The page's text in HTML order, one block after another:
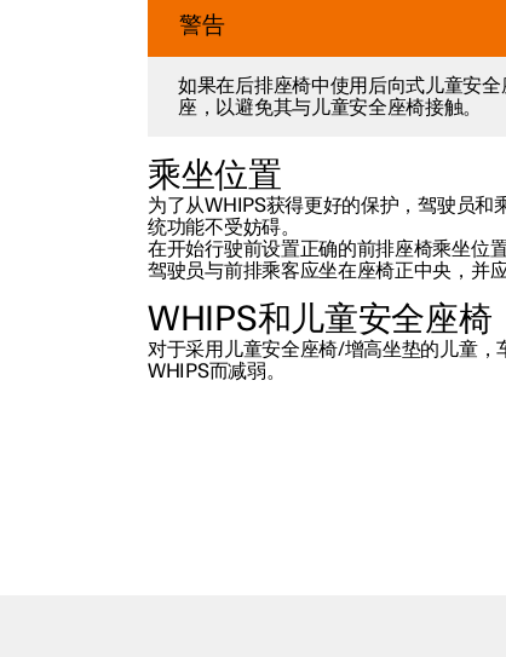
警告
如果在后排座椅中使用后向式儿童安
座，以避免其与儿童安全座椅接触。
乘坐位置
为了从WHIPS获得更好的保护，驾驶员和
统功能不受妨碍。
在开始行驶前设置正确的前排座椅乘坐位置
驾驶员与前排乘客应坐在座椅正中央，并
WHIPS和儿童安全座椅
对于采用儿童安全座椅/增高坐垫的儿童，
WHIPS而减弱。